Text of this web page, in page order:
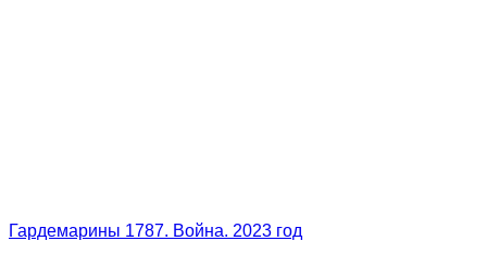
Гардемарины 1787. Война. 2023 год